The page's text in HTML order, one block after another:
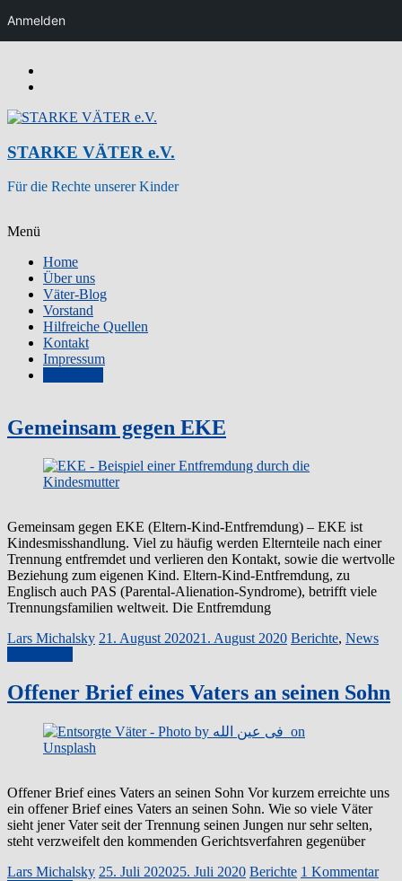
Anmelden
Inhalt
wechseln
STARKE VÄTER e.V.
Für die Rechte unserer Kinder
Menü
Home
Über uns
Väter-Blog
Vorstand
Hilfreiche Quellen
Kontakt
Impressum
Gemeinsam gegen EKE
Gemeinsam gegen EKE (Eltern-Kind-Entfremdung) – EKE ist
Kindesmisshandlung. Viel zu häufig werden Elternteile nach einer
Trennung entfremdet und verlieren den Kontakt, sowie die wertvolle
Beziehung zum eigenen Kind. Eltern-Kind-Entfremdung, zu
Englisch auch PAS (Parental-Alienation-Syndrome), betrifft viele
Trennungsfamilien weltweit. Die Entfremdung
Lars Michalsky 21. August 202021. August 2020 Berichte, News
Offener Brief eines Vaters an seinen Sohn
Offener Brief eines Vaters an seinen Sohn Vor kurzem erreichte uns
ein offener Brief eines Vaters an seinen Sohn. Wie so viele Väter
sieht jener Vater seit der Trennung seinen Jungen nur sehr selten,
steht verzweifelt den kommenden Gerichtsverfahren gegenüber
Lars Michalsky 25. Juli 202025. Juli 2020 Berichte 1 Kommentar